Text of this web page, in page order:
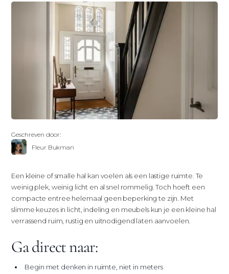
Geschreven door:
Fleur Bukman
Een kleine of smalle hal kan voelen als een lastige ruimte. Te
weinig plek, weinig licht en al snel rommelig. Toch hoeft een
compacte entree helemaal geen beperking te zijn. Met
slimme keuzes in licht, indeling en meubels kun je een kleine hal
verrassend ruim, rustig en uitnodigend laten aanvoelen.
Ga direct naar:
Begin met denken in ruimte, niet in meters